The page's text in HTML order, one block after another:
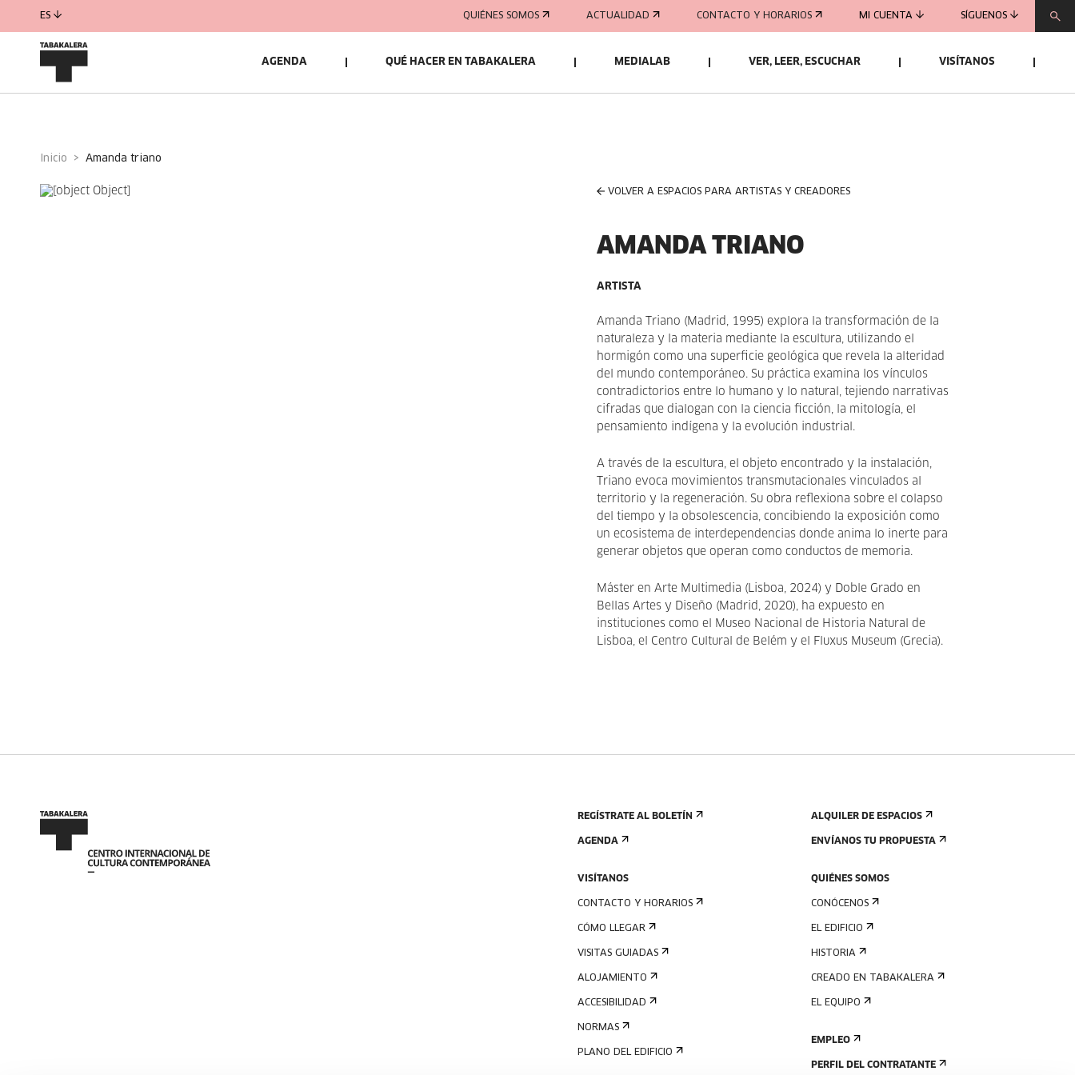
ES QUIÉNES SOMOS ACTUALIDAD CONTACTO Y HORARIOS MI CUENTA SÍGUENOS
AGENDA QUÉ HACER EN TABAKALERA MEDIALAB VER, LEER, ESCUCHAR VISÍTANOS
Inicio amanda triano
VOLVER A ESPACIOS PARA ARTISTAS Y CREADORES
AMANDA TRIANO
ARTISTA
Amanda Triano (Madrid, 1995) explora la transformación de la
naturaleza y la materia mediante la escultura, utilizando el
hormigón como una superficie geológica que revela la alteridad
del mundo contemporáneo. Su práctica examina los vínculos
contradictorios entre lo humano y lo natural, tejiendo narrativas
cifradas que dialogan con la ciencia ficción, la mitología, el
pensamiento indígena y la evolución industrial.
A través de la escultura, el objeto encontrado y la instalación,
Triano evoca movimientos transmutacionales vinculados al
territorio y la regeneración. Su obra reflexiona sobre el colapso
del tiempo y la obsolescencia, concibiendo la exposición como
un ecosistema de interdependencias donde anima lo inerte para
generar objetos que operan como conductos de memoria.
Máster en Arte Multimedia (Lisboa, 2024) y Doble Grado en
Bellas Artes y Diseño (Madrid, 2020), ha expuesto en
instituciones como el Museo Nacional de Historia Natural de
Lisboa, el Centro Cultural de Belém y el Fluxus Museum (Grecia).
REGÍSTRATE AL BOLETÍN
AGENDA
VISÍTANOS
CONTACTO Y HORARIOS
CÓMO LLEGAR
VISITAS GUIADAS
ALOJAMIENTO
ACCESIBILIDAD
NORMAS
PLANO DEL EDIFICIO
ALQUILER DE ESPACIOS
ENVÍANOS TU PROPUESTA
QUIÉNES SOMOS
CONÓCENOS
EL EDIFICIO
HISTORIA
CREADO EN TABAKALERA
EL EQUIPO
EMPLEO
PERFIL DEL CONTRATANTE